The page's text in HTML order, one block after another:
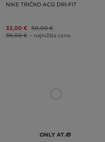
NIKE TRIČKO ACG DRI-FIT
32,00 € 50,00 €
36,00 € – najnižšia cena
ONLY AT